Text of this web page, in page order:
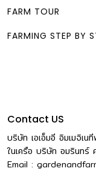
FARM TOUR
FARMING STEP BY
Contact US
บริษัท เอเอ็มอี อิมเมจิเน
ในเครือ บริษัท อมรินทร์
Email :